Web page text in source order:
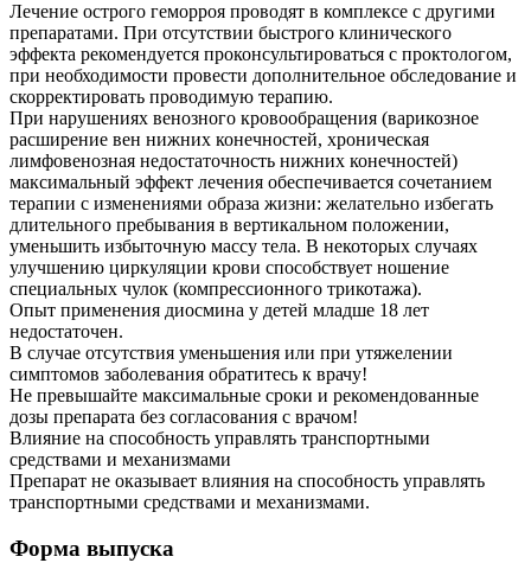
Лечение острого геморроя проводят в комплексе с другими
препаратами. При отсутствии быстрого клинического
эффекта рекомендуется проконсультироваться с проктологом,
при необходимости провести дополнительное обследование и
скорректировать проводимую терапию.
При нарушениях венозного кровообращения (варикозное
расширение вен нижних конечностей, хроническая
лимфовенозная недостаточность нижних конечностей)
максимальный эффект лечения обеспечивается сочетанием
терапии с изменениями образа жизни: желательно избегать
длительного пребывания в вертикальном положении,
уменьшить избыточную массу тела. В некоторых случаях
улучшению циркуляции крови способствует ношение
специальных чулок (компрессионного трикотажа).
Опыт применения диосмина у детей младше 18 лет
недостаточен.
В случае отсутствия уменьшения или при утяжелении
симптомов заболевания обратитесь к врачу!
Не превышайте максимальные сроки и рекомендованные
дозы препарата без согласования с врачом!
Влияние на способность управлять транспортными
средствами и механизмами
Препарат не оказывает влияния на способность управлять
транспортными средствами и механизмами.
Форма выпуска